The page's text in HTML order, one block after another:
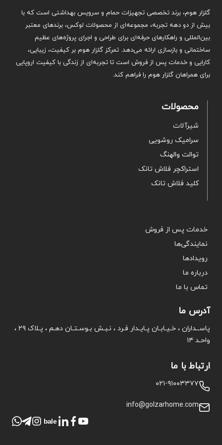
bale
آدرس ما
پاســداران ، خـیـابـان پـایـدار فـرد ، نـبـش بـوسـتـان دهـم ، پـلاک ۲۹ ،
واحـد ۱۴
ارتباط با ما
۰۲۱-۹۱۰۰۳۳۷۷
info@golzarhome.com
گلزار هوم، برند تخصصی تجهیزات حمام و سرویس بهداشتی است که با
بیش از دو دهه تجربه، مجموعه‌ای از محصولات لوکس، برندهای معتبر
بین‌المللی و راهکارهای حرفه‌ای برای طراحی و اجرای پروژه‌های عظیم
ساختمانی و بازسازی ارائه می‌دهد. تمرکز گلزار هوم بر کیفیت، زیبایی،
کارایی و خدمات پس از فروش است تا تجربه‌ای از زندگی با کیفیت اروپایی
برای همراهان گلزار هوم را فراهم کند.
خدمات پس از فروش
نمایندگی‌ها
رویدادها
درباره ما
تماس با ما
محصولات
شیرآلات
سرامیک روشویی
توالت والهنگ
استراکچر فلاش تانک
کلید فلاش تانک